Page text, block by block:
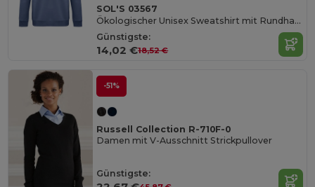
SOL'S 03567
Ökologischer Unisex Sweatshirt mit Rundhalsausschnitt
Günstigste:
14,02 €18,52 €
-51%
Russell Collection R-710F-0
Damen mit V-Ausschnitt Strickpullover
Günstigste: